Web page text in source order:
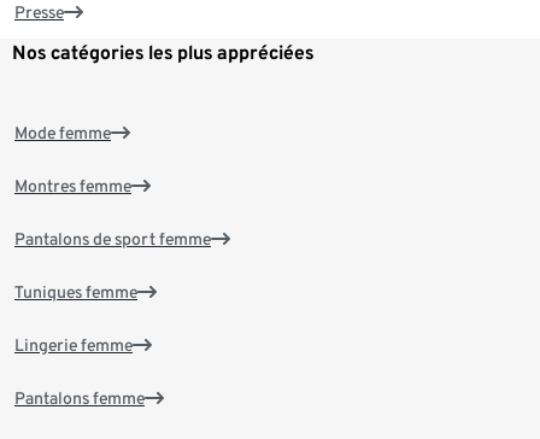
Presse
Nos catégories les plus appréciées
Mode femme
Montres femme
Pantalons de sport femme
Tuniques femme
Lingerie femme
Pantalons femme